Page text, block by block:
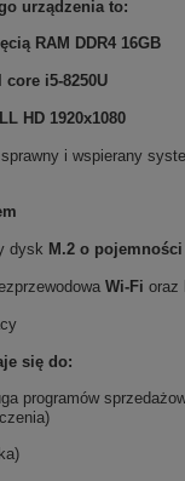
urządzenia to:
RAM DDR4 16GB
i5-8250U
HD 1920x1080
i wspierany
dysk M.2 o pojemności
Wi-Fi oraz
się do:
programów